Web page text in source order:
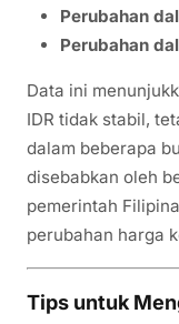
Perubahan
Perubahan
Data ini
IDR tidak stabil,
dalam beberapa
disebabkan oleh
pemerintah
perubahan harga
Tips untuk